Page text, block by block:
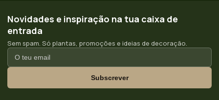
Novidades e inspiração na tua caixa de
entrada
Sem spam. Só plantas, promoções e ideias de decoração.
Subscrever